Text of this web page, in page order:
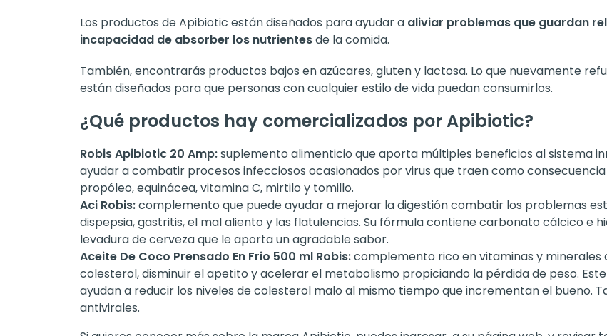
Los productos de Apibiotic están diseñados para ayudar a aliviar problemas que guardan
incapacidad de absorber los nutrientesde la comida.
También, encontrarás productos bajos en azúcares, gluten y lactosa. Lo que nuevamente
están diseñados para que personas con cualquier estilo de vida puedan consumirlos.
¿Qué productos hay comercializados por Apibiotic?
Robis Apibiotic 20 Amp:suplemento alimenticio que aporta múltiples beneficios al sistema
ayudar a combatir procesos infecciosos ocasionados por virus que traen como
propóleo, equinácea, vitamina C, mirtilo y tomillo.
Aci Robis:complemento que puede ayudar a mejorar la digestión combatir los problemas
dispepsia, gastritis, el mal aliento y las flatulencias. Su fórmula contiene carbonato cálcico e
levadura de cerveza que le aporta un agradable sabor.
Aceite De Coco Prensado En Frio 500 ml Robis:complemento rico en vitaminas y minerales
colesterol, disminuir el apetito y acelerar el metabolismo propiciando la pérdida de peso.
ayudan a reducir los niveles de colesterol malo al mismo tiempo que incrementan el bueno.
antivirales.